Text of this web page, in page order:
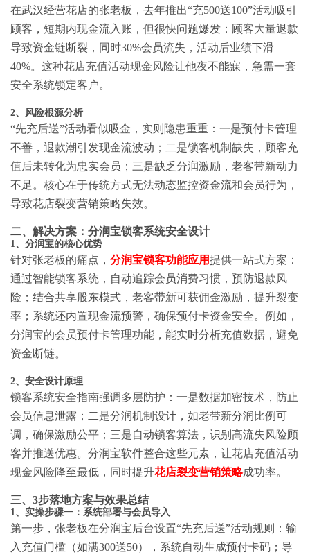
在武汉经营花店的张老板，去年推出“充500送100”活动吸引
顾客，短期内现金流入账，但很快问题爆发：顾客大量退款
导致资金链断裂，同时30%会员流失，活动后业绩下滑
40%。这种花店充值活动现金风险让他夜不能寐，急需一套
安全系统锁定客户。
2、风险根源分析
“先充后送”活动看似吸金，实则隐患重重：一是预付卡管理
不善，退款潮引发现金流波动；二是锁客机制缺失，顾客充
值后未转化为忠实会员；三是缺乏分润激励，老客带新动力
不足。核心在于传统方式无法动态监控资金流和会员行为，
导致花店裂变营销策略失效。
二、解决方案：分润宝锁客系统安全设计
1、分润宝的核心优势
针对张老板的痛点， 分润宝锁客功能应用提供一站式方案：
通过智能锁客系统，自动追踪会员消费习惯，预防退款风
险；结合共享股东模式，老客带新可获佣金激励，提升裂变
率；系统还内置现金流预警，确保预付卡资金安全。例如，
分润宝的会员预付卡管理功能，能实时分析充值数据，避免
资金断链。
2、安全设计原理
锁客系统安全指南强调多层防护：一是数据加密技术，防止
会员信息泄露；二是分润机制设计，如老带新分润比例可
调，确保激励公平；三是自动锁客算法，识别高流失风险顾
客并推送优惠。分润宝软件整合这些元素，让花店充值活动
现金风险降至最低，同时提升花店裂变营销策略成功率。
三、3步落地方案与效果总结
1、实操步骤一：系统部署与会员导入
第一步，张老板在分润宝后台设置“先充后送”活动规则：输
入充值门槛（如满300送50），系统自动生成预付卡码；导